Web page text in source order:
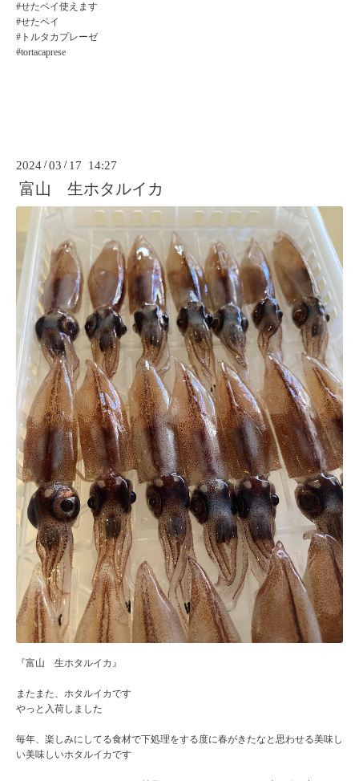
#せたペイ使えます
#せたペイ
#トルタカプレーゼ
#tortacaprese
2024 /03 / 17 14:27
富山 生ホタルイカ
『富山 生ホタルイカ』
またまた、ホタルイカです
やっと入荷しました
毎年、楽しみにしてる食材で下処理をする度に春がきたなと思わせる美味し
い美味しいホタルイカです